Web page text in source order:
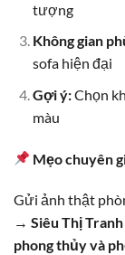
tượng
Không gian
sofa hiện đại
Gợi ý:Chọn
màu
Mẹo chuyên
Gửi ảnh thật
→ Siêu Thị
phong thủy và